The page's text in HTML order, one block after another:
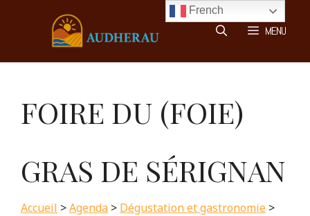
MENU
FOIRE DU (FOIE)
GRAS DE SÉRIGNAN
Accueil >Agenda > Dégustation et gastronomie >
French